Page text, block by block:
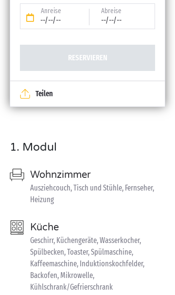
Anreise
--/--/--
Abreise
--/--/--
RESERVIEREN
Teilen
1. Modul
Wohnzimmer
Ausziehcouch, Tisch und Stühle, Fernseher,
Heizung
Küche
Geschirr, Küchengeräte, Wasserkocher,
Spülbecken, Toaster, Spülmaschine,
Kaffeemaschine, Induktionskochfelder,
Backofen, Mikrowelle,
Kühlschrank/Gefrierschrank